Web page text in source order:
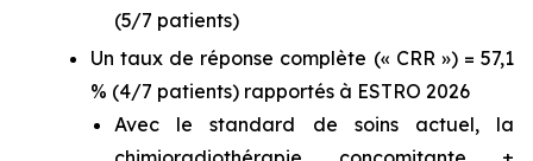
(5/7 patients)
Un taux de réponse complète (« CRR ») = 57,1
% (4/7 patients) rapportés à ESTRO 2026
Avec le standard de soins actuel, la